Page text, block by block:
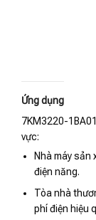
Ứng dụng
7KM3220-
vực:
Nhà máy
điện năng.
Tòa nhà
phí điện hiệu